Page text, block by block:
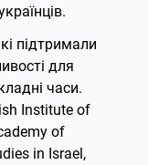
підтримали
для
часи.
Institute of
of
in Israel,